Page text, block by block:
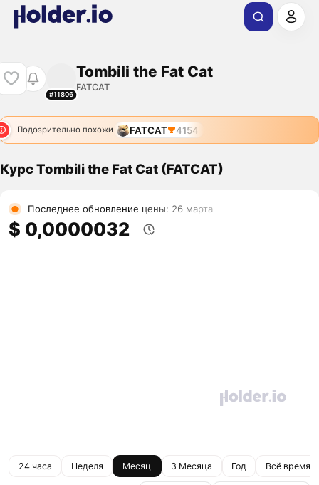
#11806
Tombili the Fat Cat
FATCAT
Подозрительно похожи FATCAT 4154
Курс Tombili the Fat Cat (FATCAT)
Последнее обновление цены: 26 марта
$ 0,0000032
24 часа Неделя Месяц 3 Месяца Год Всё время